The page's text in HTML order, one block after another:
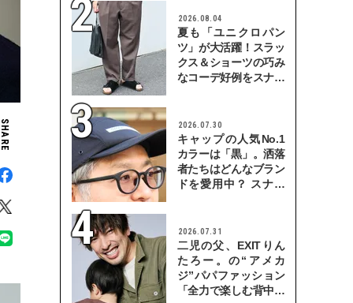
SHARE
2026.08.04
夏も「ユニクロパン
ツ」が大活躍！スラッ
クス＆ショーツの巧み
なコーデ好例をスナッ
2026.07.30
キャップの人気No.1
カラーは「黒」。洒落
者たちはどんなブラン
ドを愛用中？ スナッ
2026.07.31
二児の父、EXITりん
たろー。の“アメカ
ジ”パパファッション
「全力で楽しむ背中を